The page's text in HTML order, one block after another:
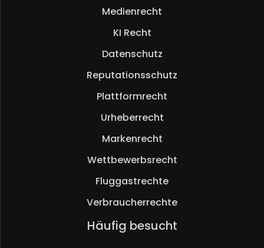
Medienrecht
KI Recht
Datenschutz
Reputationsschutz
Plattformrecht
Urheberrecht
Markenrecht
Wettbewerbsrecht
Fluggastrechte
Verbraucherrechte
Häufig besucht